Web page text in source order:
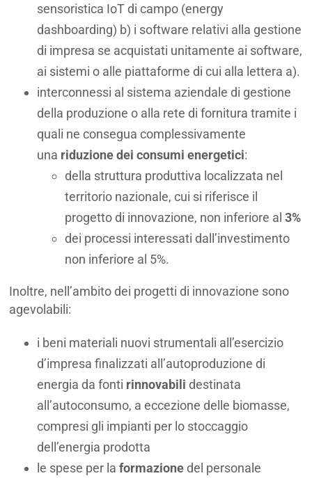
sensoristica IoT di campo (energy
dashboarding) b) i software relativi alla gestione
di impresa se acquistati unitamente ai software,
ai sistemi o alle piattaforme di cui alla lettera a).
interconnessi al sistema aziendale di gestione
della produzione o alla rete di fornitura tramite i
quali ne consegua complessivamente
una riduzione dei consumi energetici:
della struttura produttiva localizzata nel
territorio nazionale, cui si riferisce il
progetto di innovazione, non inferiore al3%
dei processi interessati dall’investimento
non inferiore al 5%.
Inoltre, nell’ambito dei progetti di innovazione sono
agevolabili:
i beni materiali nuovi strumentali all’esercizio
d’impresa finalizzati all’autoproduzione di
energia da fonti rinnovabili destinata
all’autoconsumo, a eccezione delle biomasse,
compresi gli impianti per lo stoccaggio
dell’energia prodotta
le spese per la formazione del personale